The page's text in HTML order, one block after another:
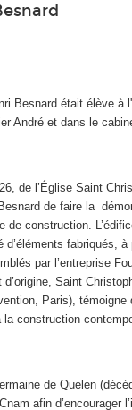
Besnard était élève à
André et dans le
de l’Église Saint
de faire la
de construction.
d’éléments fabriqués, à
par l’entreprise
d’origine, Saint
Paris), témoigne
construction
de Quelen
afin d’encourager